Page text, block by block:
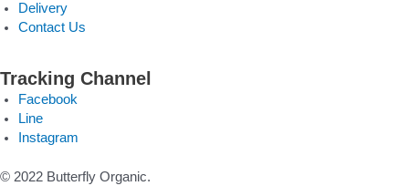
Delivery
Contact Us
Tracking Channel
Facebook
Line
Instagram
© 2022 Butterfly Organic.